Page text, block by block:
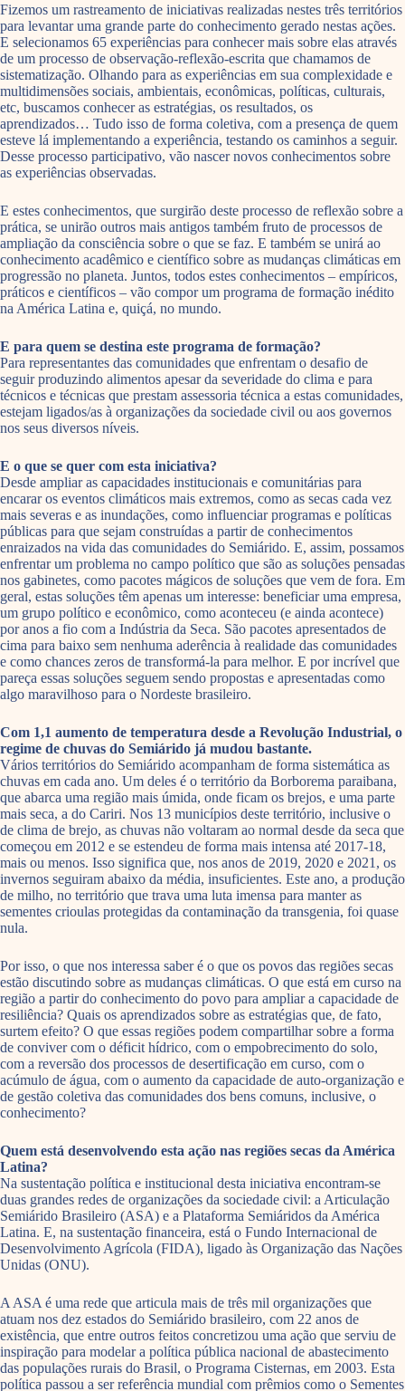
Fizemos um rastreamento de iniciativas realizadas nestes três territórios
para levantar uma grande parte do conhecimento gerado nestas ações.
E selecionamos 65 experiências para conhecer mais sobre elas através
de um processo de observação-reflexão-escrita que chamamos de
sistematização. Olhando para as experiências em sua complexidade e
multidimensões sociais, ambientais, econômicas, políticas, culturais,
etc, buscamos conhecer as estratégias, os resultados, os
aprendizados… Tudo isso de forma coletiva, com a presença de quem
esteve lá implementando a experiência, testando os caminhos a seguir.
Desse processo participativo, vão nascer novos conhecimentos sobre
as experiências observadas.
E estes conhecimentos, que surgirão deste processo de reflexão sobre a
prática, se unirão outros mais antigos também fruto de processos de
ampliação da consciência sobre o que se faz. E também se unirá ao
conhecimento acadêmico e científico sobre as mudanças climáticas em
progressão no planeta. Juntos, todos estes conhecimentos – empíricos,
práticos e científicos – vão compor um programa de formação inédito
na América Latina e, quiçá, no mundo.
E para quem se destina este programa de formação?
Para representantes das comunidades que enfrentam o desafio de
seguir produzindo alimentos apesar da severidade do clima e para
técnicos e técnicas que prestam assessoria técnica a estas comunidades,
estejam ligados/as à organizações da sociedade civil ou aos governos
nos seus diversos níveis.
E o que se quer com esta iniciativa?
Desde ampliar as capacidades institucionais e comunitárias para
encarar os eventos climáticos mais extremos, como as secas cada vez
mais severas e as inundações, como influenciar programas e políticas
públicas para que sejam construídas a partir de conhecimentos
enraizados na vida das comunidades do Semiárido. E, assim, possamos
enfrentar um problema no campo político que são as soluções pensadas
nos gabinetes, como pacotes mágicos de soluções que vem de fora. Em
geral, estas soluções têm apenas um interesse: beneficiar uma empresa,
um grupo político e econômico, como aconteceu (e ainda acontece)
por anos a fio com a Indústria da Seca. São pacotes apresentados de
cima para baixo sem nenhuma aderência à realidade das comunidades
e como chances zeros de transformá-la para melhor. E por incrível que
pareça essas soluções seguem sendo propostas e apresentadas como
algo maravilhoso para o Nordeste brasileiro.
Com 1,1 aumento de temperatura desde a Revolução Industrial, o
regime de chuvas do Semiárido já mudou bastante.
Vários territórios do Semiárido acompanham de forma sistemática as
chuvas em cada ano. Um deles é o território da Borborema paraibana,
que abarca uma região mais úmida, onde ficam os brejos, e uma parte
mais seca, a do Cariri. Nos 13 municípios deste território, inclusive o
de clima de brejo, as chuvas não voltaram ao normal desde da seca que
começou em 2012 e se estendeu de forma mais intensa até 2017-18,
mais ou menos. Isso significa que, nos anos de 2019, 2020 e 2021, os
invernos seguiram abaixo da média, insuficientes. Este ano, a produção
de milho, no território que trava uma luta imensa para manter as
sementes crioulas protegidas da contaminação da transgenia, foi quase
nula.
Por isso, o que nos interessa saber é o que os povos das regiões secas
estão discutindo sobre as mudanças climáticas. O que está em curso na
região a partir do conhecimento do povo para ampliar a capacidade de
resiliência? Quais os aprendizados sobre as estratégias que, de fato,
surtem efeito? O que essas regiões podem compartilhar sobre a forma
de conviver com o déficit hídrico, com o empobrecimento do solo,
com a reversão dos processos de desertificação em curso, com o
acúmulo de água, com o aumento da capacidade de auto-organização e
de gestão coletiva das comunidades dos bens comuns, inclusive, o
conhecimento?
Quem está desenvolvendo esta ação nas regiões secas da América
Latina?
Na sustentação política e institucional desta iniciativa encontram-se
duas grandes redes de organizações da sociedade civil: a Articulação
Semiárido Brasileiro (ASA) e a Plataforma Semiáridos da América
Latina. E, na sustentação financeira, está o Fundo Internacional de
Desenvolvimento Agrícola (FIDA), ligado às Organização das Nações
Unidas (ONU).
A ASA é uma rede que articula mais de três mil organizações que
atuam nos dez estados do Semiárido brasileiro, com 22 anos de
existência, que entre outros feitos concretizou uma ação que serviu de
inspiração para modelar a política pública nacional de abastecimento
das populações rurais do Brasil, o Programa Cisternas, em 2003. Esta
política passou a ser referência mundial com prêmios como o Sementes